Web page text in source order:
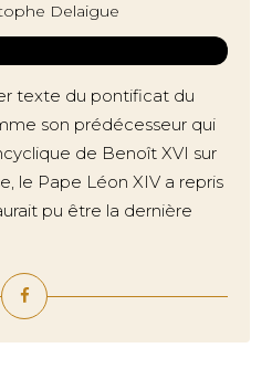
Delaigue
texte du pontificat du
son prédécesseur qui
de Benoît XVI sur
le Pape Léon XIV a repris
pu être la dernière